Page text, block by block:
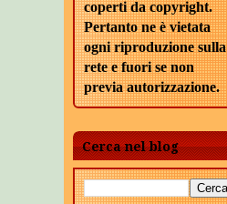
coperti da copyright.
Pertanto ne è vietata
ogni riproduzione sulla
rete e fuori se non
previa autorizzazione.
Cerca nel blog